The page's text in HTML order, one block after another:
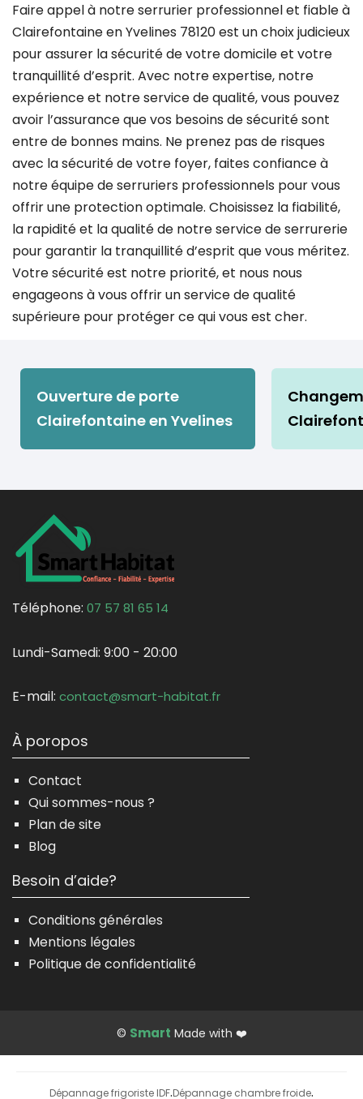
Faire appel à notre serrurier professionnel et fiable à
Clairefontaine en Yvelines 78120 est un choix judicieux
pour assurer la sécurité de votre domicile et votre
tranquillité d’esprit. Avec notre expertise, notre
expérience et notre service de qualité, vous pouvez
avoir l’assurance que vos besoins de sécurité sont
entre de bonnes mains. Ne prenez pas de risques
avec la sécurité de votre foyer, faites confiance à
notre équipe de serruriers professionnels pour vous
offrir une protection optimale. Choisissez la fiabilité,
la rapidité et la qualité de notre service de serrurerie
pour garantir la tranquillité d’esprit que vous méritez.
Votre sécurité est notre priorité, et nous nous
engageons à vous offrir un service de qualité
supérieure pour protéger ce qui vous est cher.
Ouverture de porte
Clairefontaine en Yvelines
Téléphone: 07 57 81 65 14
Lundi-Samedi: 9:00 - 20:00
E-mail: contact@smart-habitat.fr
À poropos
Contact
Qui sommes-nous ?
Plan de site
Blog
Besoin d’aide?
Conditions générales
Mentions légales
Politique de confidentialité
© Smart Made with ❤️
Dépannage frigoriste IDF Dépannage chambre froide